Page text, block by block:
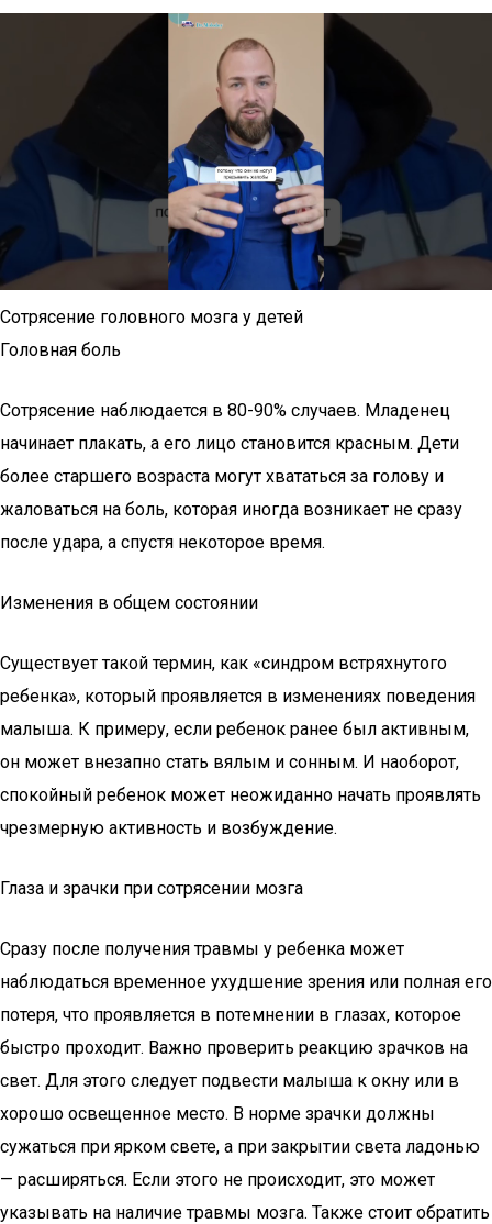
Сотрясение головного мозга у детей
Головная боль
Сотрясение наблюдается в 80-90% случаев. Младенец
начинает плакать, а его лицо становится красным. Дети
более старшего возраста могут хвататься за голову и
жаловаться на боль, которая иногда возникает не сразу
после удара, а спустя некоторое время.
Изменения в общем состоянии
Существует такой термин, как «синдром встряхнутого
ребенка», который проявляется в изменениях поведения
малыша. К примеру, если ребенок ранее был активным,
он может внезапно стать вялым и сонным. И наоборот,
спокойный ребенок может неожиданно начать проявлять
чрезмерную активность и возбуждение.
Глаза и зрачки при сотрясении мозга
Сразу после получения травмы у ребенка может
наблюдаться временное ухудшение зрения или полная его
потеря, что проявляется в потемнении в глазах, которое
быстро проходит. Важно проверить реакцию зрачков на
свет. Для этого следует подвести малыша к окну или в
хорошо освещенное место. В норме зрачки должны
сужаться при ярком свете, а при закрытии света ладонью
— расширяться. Если этого не происходит, это может
указывать на наличие травмы мозга. Также стоит обратить